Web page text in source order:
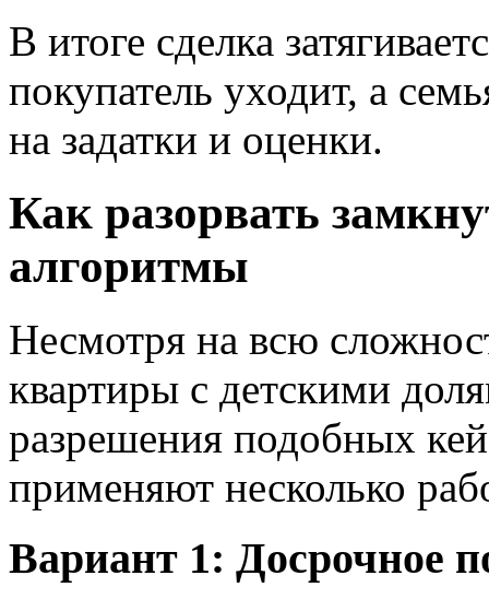
В итоге сделка
покупатель уходит, а
на задатки и оценки.
Как разорвать
алгоритмы
Несмотря на всю
квартиры с детскими
разрешения подобных
применяют несколько
Вариант 1: Досрочное